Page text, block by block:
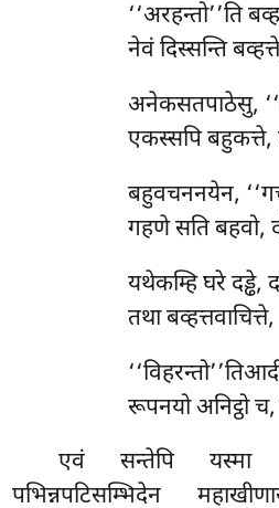
‘‘अरहन्तो’’ति
नेवं दिस्सन्ति
अनेकसतपाठेसु,
एकस्सपि बहुकत्ते,
बहुवचननयेन,
गहणे सति बहवो,
यथेकम्हि घरे दड्ढे,
तथा
रूपनयो अनिट्ठो
एवं सन्तेपि यस्मा
पभिन्नपटिसम्भिदेन